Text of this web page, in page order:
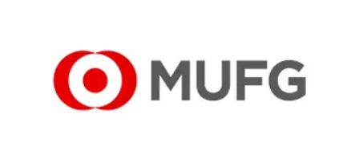
「低金利」 で借りたい
カードローンランキング